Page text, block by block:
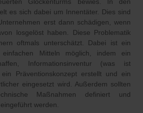
es sich dabei um Innentäter. Dies sind
erst dann schädigen, wenn
losgelöst haben. Diese Problematik
oftmals unterschätzt. Dabei ist ein
Mitteln möglich, indem ein
Informationsinventur (was ist
Präventionskonzept erstellt und ein
eingesetzt wird. Außerdem sollten
Maßnahmen definiert und
werden.